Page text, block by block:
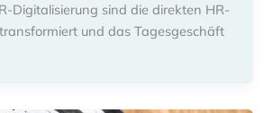
Digitalisierung sind die direkten HR-
und das Tagesgeschäft